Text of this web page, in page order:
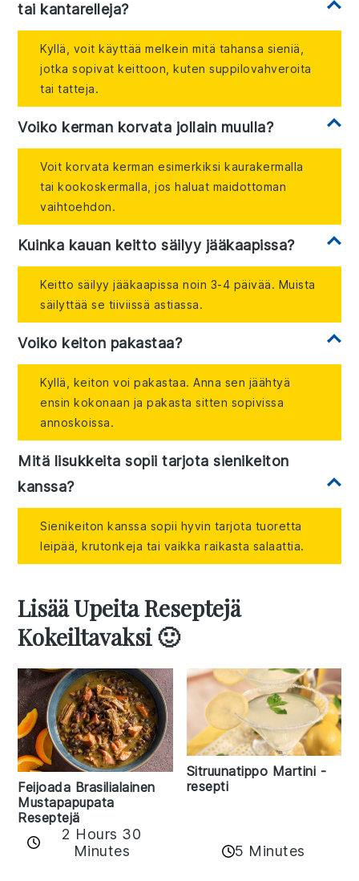
tai kantarelleja?
Kyllä, voit käyttää melkein mitä tahansa sieniä,
jotka sopivat keittoon, kuten suppilovahveroita
tai tatteja.
Voiko kerman korvata jollain muulla?
Voit korvata kerman esimerkiksi kaurakermalla
tai kookoskermalla, jos haluat maidottoman
vaihtoehdon.
Kuinka kauan keitto säilyy jääkaapissa?
Keitto säilyy jääkaapissa noin 3-4 päivää. Muista
säilyttää se tiiviissä astiassa.
Voiko keiton pakastaa?
Kyllä, keiton voi pakastaa. Anna sen jäähtyä
ensin kokonaan ja pakasta sitten sopivissa
annoskoissa.
Mitä lisukkeita sopii tarjota sienikeiton
kanssa?
Sienikeiton kanssa sopii hyvin tarjota tuoretta
leipää, krutonkeja tai vaikka raikasta salaattia.
Lisää Upeita Reseptejä
Kokeiltavaksi 🙂
Feijoada Brasilialainen
Mustapapupata
Reseptejä
2 Hours 30
Minutes
Sitruunatippo Martini -
resepti
5 Minutes